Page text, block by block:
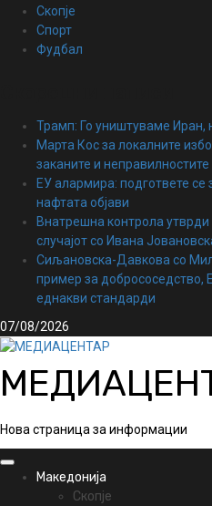
Скопје
Спорт
Фудбал
Трамп: Го уништуваме Иран,
Марта Кос за локалните
заканите и
ЕУ алармира: подгответе
нафтата објави
Внатрешна контрола утврди
случајот со Ивана
Сиљановска-Давкова со
пример за добрососедство,
еднакви стандарди
07/08/2026
Нова страница за информации
PrimaryМакедонија
Скопје